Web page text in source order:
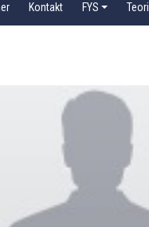
Kontakt FYS Teori